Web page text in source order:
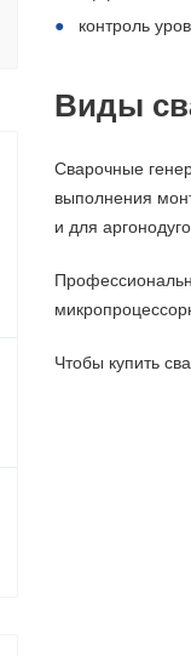
контроль
Виды
Сварочные
выполнения
и для
Чтобы купить